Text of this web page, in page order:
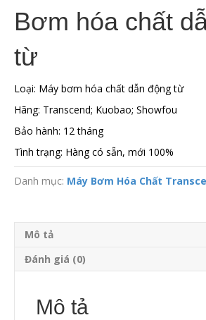
Bơm hóa chất
từ
Loại: Máy bơm hóa chất dẫn động từ
Hãng: Transcend; Kuobao; Showfou
Bảo hành: 12 tháng
Tình trạng: Hàng có sẵn, mới 100%
Danh mục: Máy Bơm Hóa Chất
Mô tả
Đánh giá (0)
Mô tả